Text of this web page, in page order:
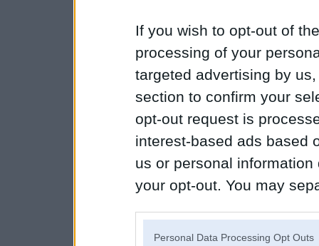
If you wish to opt-out of
processing of your
targeted advertising by
section to confirm your
opt-out request is
interest-based ads based
us or personal
your opt-out. You may
Personal Data Processing Opt Outs